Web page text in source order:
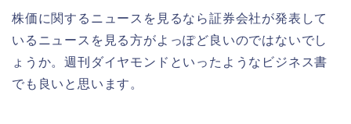
株価に関するニュースを見るなら証券会社が発表して
いるニュースを見る方がよっぽど良いのではないでし
ょうか。週刊ダイヤモンドといったようなビジネス書
でも良いと思います。